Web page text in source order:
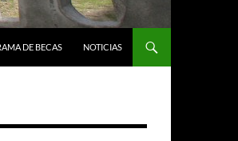
DE BECAS NOTICIAS